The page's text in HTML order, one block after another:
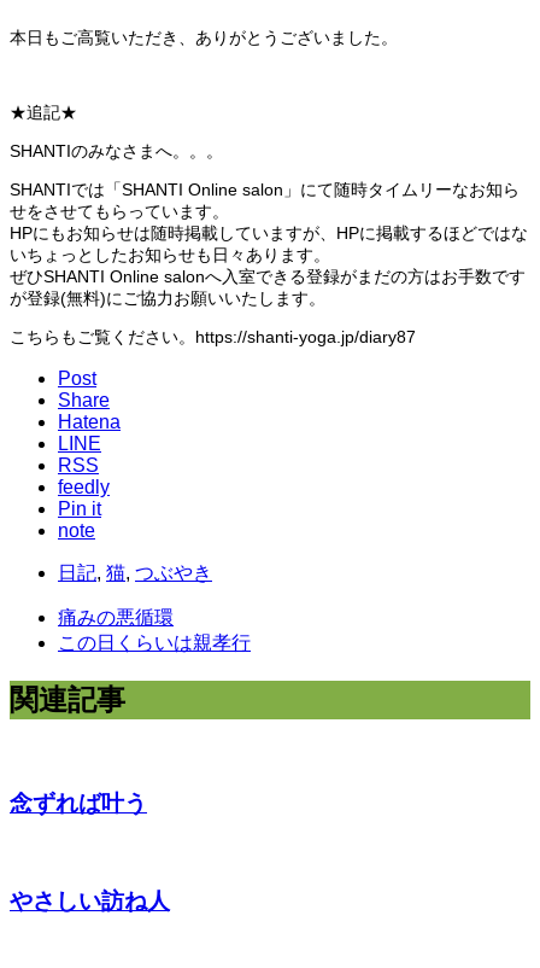
本日もご高覧いただき、ありがとうございました。
★追記★
SHANTIのみなさまへ。。。
SHANTIでは「SHANTI Online salon」にて随時タイムリーなお知ら
せをさせてもらっています。
HPにもお知らせは随時掲載していますが、HPに掲載するほどではな
いちょっとしたお知らせも日々あります。
ぜひSHANTI Online salonへ入室できる登録がまだの方はお手数です
が登録(無料)にご協力お願いいたします。
こちらもご覧ください。https://shanti-yoga.jp/diary87
Post
Share
Hatena
LINE
RSS
feedly
Pin it
note
日記, 猫, つぶやき
痛みの悪循環
この日くらいは親孝行
関連記事
念ずれば叶う
やさしい訪ね人